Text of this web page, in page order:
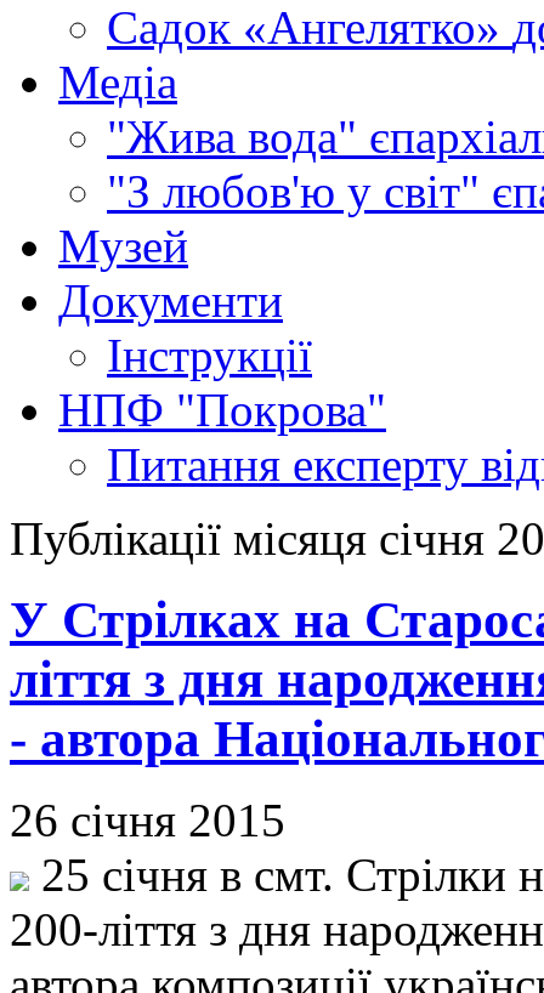
Садок «Ангелятко»
Медіа
"Жива вода"
"З любов'ю у світ"
Музей
Документи
Інструкції
НПФ "Покрова"
Питання експерту
Публікації місяця січня
У Стрілках на
ліття з дня
- автора
26 січня 2015
25 січня в смт. Стрілки
200-ліття з дня